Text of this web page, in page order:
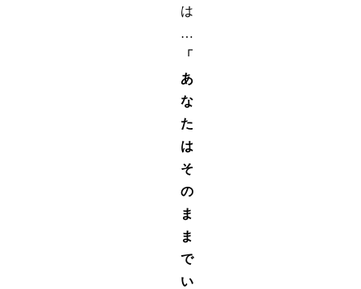
は
…
「
あ
な
た
は
そ
の
ま
ま
で
い